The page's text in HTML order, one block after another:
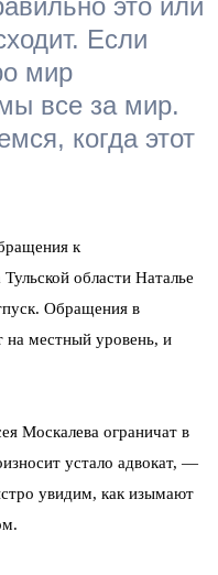
Если
мир
все за мир.
когда этот
к
области Наталье
Обращения в
на местный уровень, и
Москалева ограничат в
устало адвокат, —
увидим, как изымают